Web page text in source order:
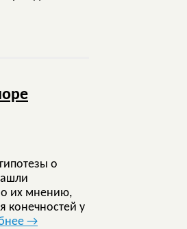
о
их мнению,
конечностей у
→